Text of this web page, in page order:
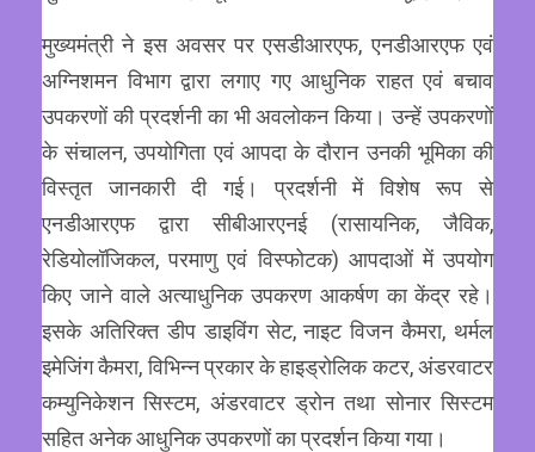
मुख्यमंत्री ने इस अवसर पर एसडीआरएफ, एनडीआरएफ एवं
अग्निशमन विभाग द्वारा लगाए गए आधुनिक राहत एवं बचाव
उपकरणों की प्रदर्शनी का भी अवलोकन किया। उन्हें उपकरणों
के संचालन, उपयोगिता एवं आपदा के दौरान उनकी भूमिका की
विस्तृत जानकारी दी गई। प्रदर्शनी में विशेष रूप से
एनडीआरएफ द्वारा सीबीआरएनई (रासायनिक, जैविक,
रेडियोलॉजिकल, परमाणु एवं विस्फोटक) आपदाओं में उपयोग
किए जाने वाले अत्याधुनिक उपकरण आकर्षण का केंद्र रहे।
इसके अतिरिक्त डीप डाइविंग सेट, नाइट विजन कैमरा, थर्मल
इमेजिंग कैमरा, विभिन्न प्रकार के हाइड्रोलिक कटर, अंडरवाटर
कम्युनिकेशन सिस्टम, अंडरवाटर ड्रोन तथा सोनार सिस्टम
सहित अनेक आधुनिक उपकरणों का प्रदर्शन किया गया।